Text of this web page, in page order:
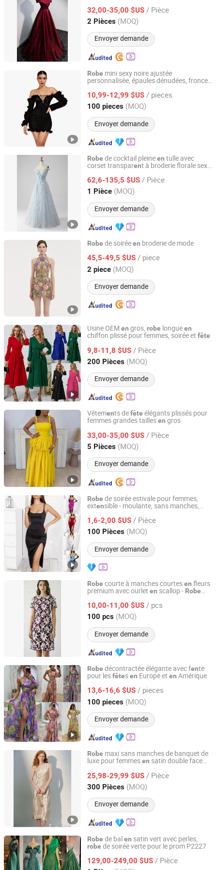
32,00-35,00 $US / Pièce
2 Pièces (MOQ)
Envoyer demande
Zhejiang, China Depuis 2023
Robe mini sexy noire ajustée
personnalisée, épaules dénudées, fronces,
décontracté,robes defêtepour femmes
10,99-12,99 $US / pieces
100 pieces (MOQ)
Envoyer demande
Dongguan Yecheng Trading Co., Ltd.
Guangdong, China Depuis 2024
Robe de cocktail pleineen tulle avec
corset transparent à broderie florale sexy
62,6-135,5 $US / Pièce
1 Pièce (MOQ)
Envoyer demande
Chaozhou City Snow Pear Fashion Co., Ltd.
Guangdong, China Depuis 2026
Robe de soiréeen broderie de mode
45,5-49,5 $US / piece
2 piece (MOQ)
Envoyer demande
Hangzhou Jiuxing Clothing Co., Ltd.
Zhejiang, China Depuis 2023
Usine OEM en gros, robe longueen
chiffon plissé pour femmes, soirée et fête
9,8-11,8 $US / Pièce
200 Pièces (MOQ)
Envoyer demande
Guangzhou Jingsheng Garment Co., Ltd.
Guangdong, China Depuis 2022
Vêtements defête élégants plissés pour
femmes grandes taillesen gros
33,00-35,00 $US / Pièce
5 Pièces (MOQ)
Envoyer demande
Quanzhou Gaomei Trading Co., Ltd
Fujian, China Depuis 2026
Robe de soirée estivale pour femmes,
extensible - moulante, sans manches,
dos nu,robeà jupe pleine avec f
haute
1,6-2,00 $US / Pièce
100 Pièces (MOQ)
Envoyer demande
Guangzhou Zengcheng Yingfu Garment Firm (Individual
Business)
Guangdong, China Depuis 2026
Robe courte à manches courtesen fleurs
premium avec ourlet en scallop - Robe
femmes
10,00-11,00 $US / pcs
100 pcs (MOQ)
Envoyer demande
Dongguan Jianyang Garment Co., Ltd.
Guangdong, China Depuis 2012
Robe décontractée élégante avec fente
pour lesfêtesen Europe et en Amérique
13,6-16,6 $US / pieces
100 pieces (MOQ)
Envoyer demande
Guangzhou Mingyu Manufacturing Co., Ltd
Guangdong, China Depuis 2025
Robe maxi sans manches de banquet de
luxe pour femmesen satin double face
engros personnalisée
25,98-29,99 $US / Pièce
300 Pièces (MOQ)
Envoyer demande
Jiaxing Qijia Imp&Exp Co., Ltd
Zhejiang, China Depuis 2025
Robe de balen satin vert avec perles,
robe de soirée verte pour le prom P2227
129,00-249,00 $US / Pièce
Suzhou Leader Apparel Co., Ltd.